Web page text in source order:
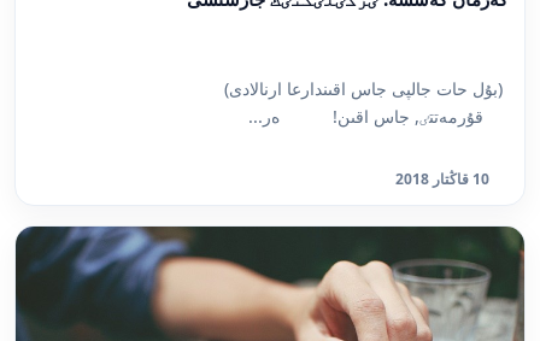
قۇرمەتتٸ, جاس اقىن! ەر...
10 قاڭتار 2018